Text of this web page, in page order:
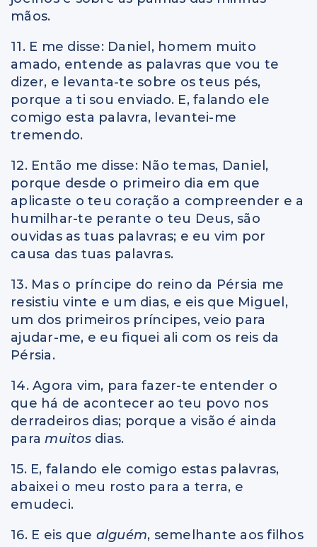
mãos.
11. E me disse: Daniel, homem muito
amado, entende as palavras que vou te
dizer, e levanta-te sobre os teus pés,
porque a ti sou enviado. E, falando ele
comigo esta palavra, levantei-me
tremendo.
12. Então me disse: Não temas, Daniel,
porque desde o primeiro dia em que
aplicaste o teu coração a compreender e a
humilhar-te perante o teu Deus, são
ouvidas as tuas palavras; e eu vim por
causa das tuas palavras.
13. Mas o príncipe do reino da Pérsia me
resistiu vinte e um dias, e eis que Miguel,
um dos primeiros príncipes, veio para
ajudar-me, e eu fiquei ali com os reis da
Pérsia.
14. Agora vim, para fazer-te entender o
que há de acontecer ao teu povo nos
derradeiros dias; porque a visãoé ainda
paramuitos dias.
15. E, falando ele comigo estas palavras,
abaixei o meu rosto para a terra, e
emudeci.
16. E eis que alguém, semelhante aos filhos